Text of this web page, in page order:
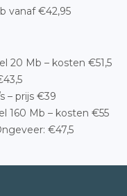
vanaf €42,95
20 Mb – kosten €51,5
– prijs €39
160 Mb – kosten €55
€47,5